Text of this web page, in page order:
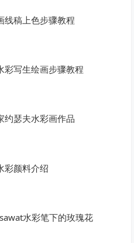
线稿上色步骤教程
彩写生绘画步骤教程
约瑟夫水彩画作品
彩颜料介绍
水彩笔下的玫瑰花